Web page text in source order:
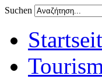
Suchen